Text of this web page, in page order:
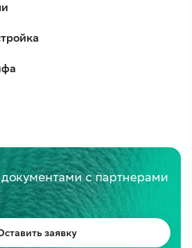
с партнерами
заявку